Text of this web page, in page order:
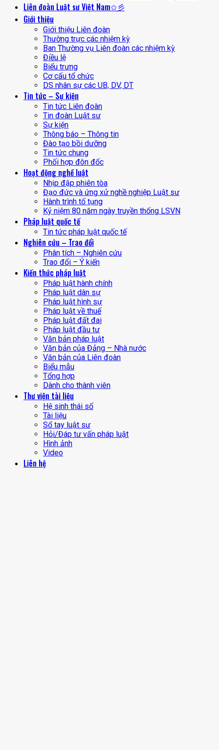
Liên đoàn Luật sư Việt Nam✩彡
Giới thiệu
Giới thiệu Liên đoàn
Thường trực các nhiệm kỳ
Ban Thường vụ Liên đoàn các nhiệm kỳ
Điều lệ
Biểu trưng
Cơ cấu tổ chức
DS nhân sự các UB, DV, DT
Tin tức – Sự kiện
Tin tức Liên đoàn
Tin đoàn Luật sư
Sự kiện
Thông báo – Thông tin
Đào tạo bồi dưỡng
Tin tức chung
Phối hợp đôn đốc
Hoạt động nghề luật
Nhịp đập phiên tòa
Đạo đức và ứng xử nghề nghiệp Luật sư
Hành trình tố tụng
Kỷ niệm 80 năm ngày truyền thống LSVN
Pháp luật quốc tế
Tin tức pháp luật quốc tế
Nghiên cứu – Trao đổi
Phân tích – Nghiên cứu
Trao đổi – Ý kiến
Kiến thức pháp luật
Pháp luật hành chính
Pháp luật dân sự
Pháp luật hình sự
Pháp luật về thuế
Pháp luật đất đai
Pháp luật đầu tư
Văn bản pháp luật
Văn bản của Đảng – Nhà nước
Văn bản của Liên đoàn
Biểu mẫu
Tổng hợp
Dành cho thành viên
Thư viện tài liệu
Hệ sinh thái số
Tài liệu
Sổ tay luật sư
Hỏi/Đáp tư vấn pháp luật
Hình ảnh
Video
Liên hệ